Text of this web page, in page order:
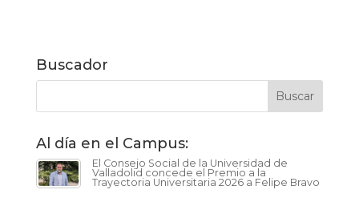
Buscador
Al día en el Campus:
El Consejo Social de la Universidad de
Valladolid concede el Premio a la
Trayectoria Universitaria 2026 a Felipe Bravo